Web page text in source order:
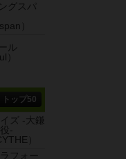
トップ50